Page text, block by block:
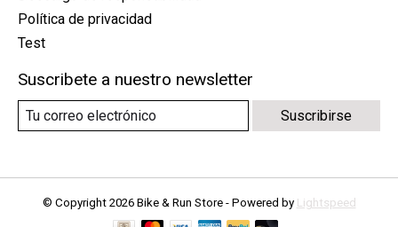
Política de privacidad
Test
Suscribete a nuestro newsletter
Suscribirse
© Copyright 2026 Bike & Run Store - Powered by Lightspeed